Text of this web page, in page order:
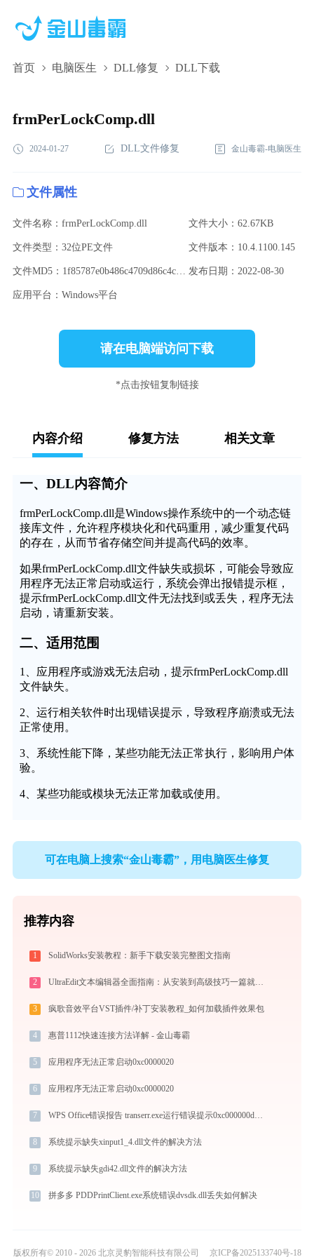
首页 电脑医生 DLL修复 DLL下载
frmPerLockComp.dll,frmPerLockComp.dll下
frmPerLockComp.dll
2024-01-27 DLL文件修复 金山毒霸-电脑医生
文件属性
文件名称：frmPerLockComp.dll 文件大小：62.67KB
文件类型：32位PE文件 文件版本：10.4.1100.145
文件MD5：1f85787e0b486c4709d86c4ce596beb3 发布日期：2022-08-30
应用平台：Windows平台
请在电脑端访问下载
*点击按钮复制链接
内容介绍 修复方法 相关文章
一、DLL内容简介
frmPerLockComp.dll是Windows操作系统中的一个动态链
接库文件，允许程序模块化和代码重用，减少重复代码
的存在，从而节省存储空间并提高代码的效率。
如果frmPerLockComp.dll文件缺失或损坏，可能会导致应
用程序无法正常启动或运行，系统会弹出报错提示框，
提示frmPerLockComp.dll文件无法找到或丢失，程序无法
启动，请重新安装。
二、适用范围
1、应用程序或游戏无法启动，提示frmPerLockComp.dll
文件缺失。
2、运行相关软件时出现错误提示，导致程序崩溃或无法
正常使用。
3、系统性能下降，某些功能无法正常执行，影响用户体
验。
4、某些功能或模块无法正常加载或使用。
可在电脑上搜索“金山毒霸”，用电脑医生修复
推荐内容
1 SolidWorks安装教程：新手下载安装完整图文指南
2 UltraEdit文本编辑器全面指南：从安装到高级技巧一篇就够（附快捷键大全）
3 疯歌音效平台VST插件/补丁安装教程_如何加载插件效果包
4 惠普1112快速连接方法详解 - 金山毒霸
5 应用程序无法正常启动0xc0000020
6 应用程序无法正常启动0xc0000020
7 WPS Office错误报告 transerr.exe运行错误提示0xc000000d的解决办法
8 系统提示缺失xinput1_4.dll文件的解决方法
9 系统提示缺失gdi42.dll文件的解决方法
10 拼多多 PDDPrintClient.exe系统错误dvsdk.dll丢失如何解决
版权所有© 2010 - 2026 北京灵豹智能科技有限公司 京ICP备2025133740号-18